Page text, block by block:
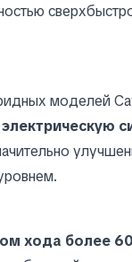
моделей
хода более